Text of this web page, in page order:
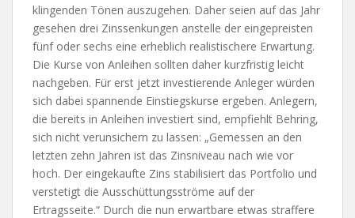
klingenden Tönen auszugehen. Daher seien auf das Jahr
gesehen drei Zinssenkungen anstelle der eingepreisten
fünf oder sechs eine erheblich realistischere Erwartung.
Die Kurse von Anleihen sollten daher kurzfristig leicht
nachgeben. Für erst jetzt investierende Anleger würden
sich dabei spannende Einstiegskurse ergeben. Anlegern,
die bereits in Anleihen investiert sind, empfiehlt Behring,
sich nicht verunsichern zu lassen: „Gemessen an den
letzten zehn Jahren ist das Zinsniveau nach wie vor
hoch. Der eingekaufte Zins stabilisiert das Portfolio und
verstetigt die Ausschüttungsströme auf der
Ertragsseite.“ Durch die nun erwartbare etwas straffere